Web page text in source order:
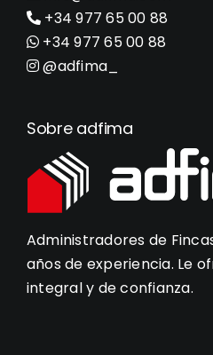
+34 977 65 00 88
+34 977 65 00 88
@adfima_
Sobre adfima
Administradores de
años de experiencia. Le
integral y de confianza.